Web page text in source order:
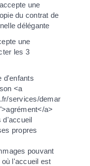
une
du contrat de
délégante
une
les 3
d'enfants
<a
services/demarches-
a>
d'accueil
propres
pouvant
l'accueil est